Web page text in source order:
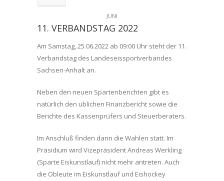
JUNI
11. VERBANDSTAG 2022
Am Samstag, 25.06.2022 ab 09:00 Uhr steht der 11.
Verbandstag des Landeseissportverbandes
Sachsen-Anhalt an.
Neben den neuen Spartenberichten gibt es
natürlich den üblichen Finanzbericht sowie die
Berichte des Kassenprüfers und Steuerberaters.
Im Anschluß finden dann die Wahlen statt. Im
Präsidium wird Vizepräsident Andreas Werkling
(Sparte Eiskunstlauf) nicht mehr antreten. Auch
die Obleute im Eiskunstlauf und Eishockey